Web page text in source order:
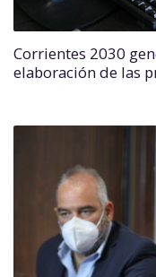
Corrientes 2030
elaboración de las